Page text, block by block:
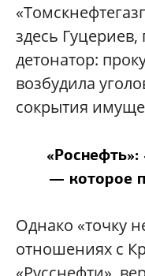
здесь
детонатор:
возбудила
сокрытия
— которое
Однако «точку
отношениях с